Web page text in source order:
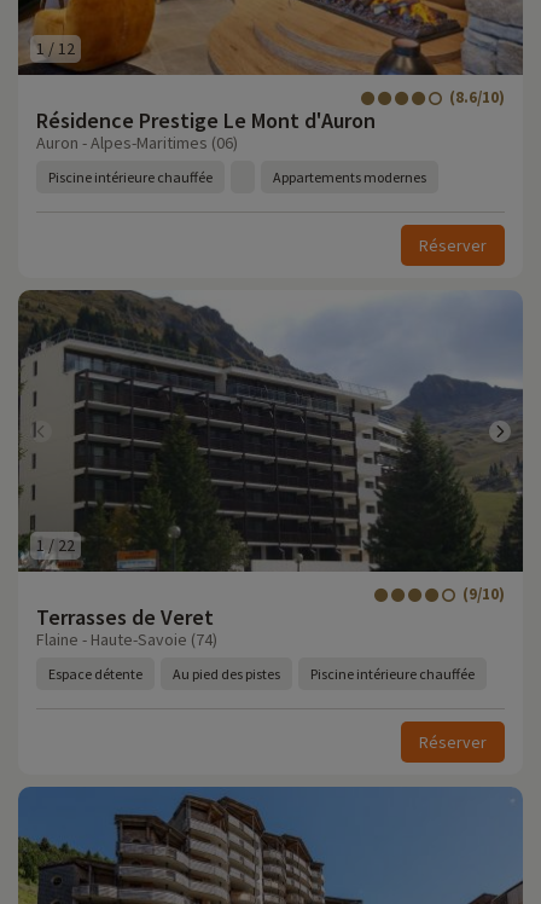
1 /12
Résidence Prestige Le Mont d'Auron
(8.6/10)
Auron - Alpes-Maritimes (06)
Piscine intérieure chauffée Appartements modernes
Réserver
1 / 22
Terrasses de Veret
(9/10)
Flaine - Haute-Savoie (74)
Espace détente Au pied des pistes Piscine intérieure chauffée
Réserver